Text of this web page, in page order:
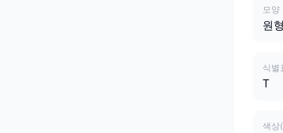
모양
원형
식별
T
색상